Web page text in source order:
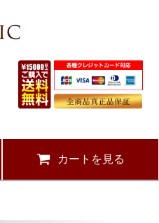
カートを見る